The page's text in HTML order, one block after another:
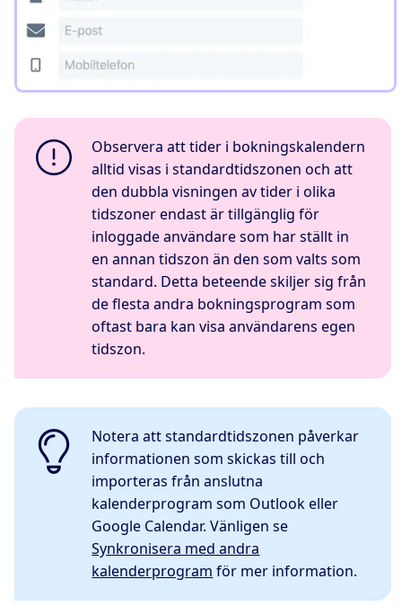
Observera att tider i bokningskalendern
alltid visas i standardtidszonen och att
den dubbla visningen av tider i olika
tidszoner endast är tillgänglig för
inloggade användare som har ställt in
en annan tidszon än den som valts som
standard. Detta beteende skiljer sig från
de flesta andra bokningsprogram som
oftast bara kan visa användarens egen
tidszon.
Notera att standardtidszonen påverkar
informationen som skickas till och
importeras från anslutna
kalenderprogram som Outlook eller
Google Calendar. Vänligen se
Synkronisera med andra
kalenderprogram för mer information.